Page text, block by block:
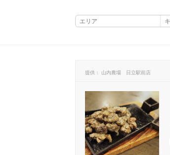
提供： 山内農場 日立駅前店